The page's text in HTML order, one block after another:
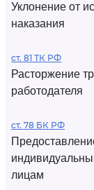
Уклонение от
наказания
ст. 81 ТК РФ
Расторжение
работодателя
ст. 78 БК РФ
лицам